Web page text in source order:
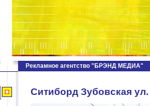
Рекламное агентство "БРЭНД МЕДИА"
Ситиборд Зубовская